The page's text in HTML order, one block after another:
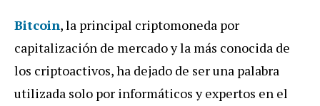
Bitcoin, la principal criptomoneda por
capitalización de mercado y la más conocida de
los criptoactivos, ha dejado de ser una palabra
utilizada solo por informáticos y expertos en el